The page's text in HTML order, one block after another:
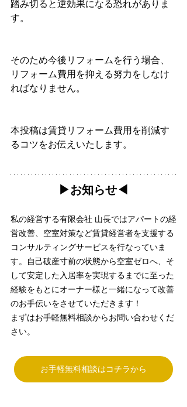
踏み切ると逆効果になる恐れがありま
す。
そのため今後リフォームを行う場合、
リフォーム費用を抑える努力をしなけ
ればなりません。
本投稿は賃貸リフォーム費用を削減す
るコツをお伝えいたします。
▶︎お知らせ◀︎
私の経営する有限会社 山長ではアパートの経
営改善、空室対策など賃貸経営者を支援する
コンサルティングサービスを行なっていま
す。自己破産寸前の状態から空室ゼロへ、そ
して安定した入居率を実現するまでに至った
経験をもとにオーナー様と一緒になって改善
のお手伝いをさせていただきます！
まずはお手軽無料相談からお問い合わせくだ
さい。
お手軽無料相談はコチラから